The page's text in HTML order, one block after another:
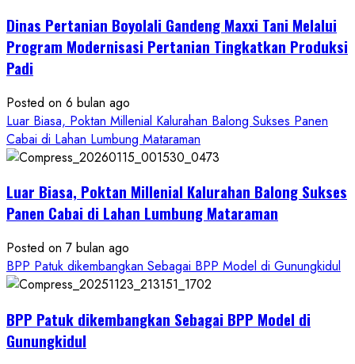
Boyolali
Gelar
Singkong
Wujudkan
Ketahanan
Pangan
Petani
Dinas Pertanian Boyolali Gandeng Maxxi Tani Melalui
Program Modernisasi Pertanian Tingkatkan Produksi
Padi
Posted on 6 bulan ago
Luar Biasa, Poktan Millenial Kalurahan Balong Sukses Panen
Cabai di Lahan Lumbung Mataraman
Luar Biasa, Poktan Millenial Kalurahan Balong Sukses
Panen Cabai di Lahan Lumbung Mataraman
Posted on 7 bulan ago
BPP Patuk dikembangkan Sebagai BPP Model di Gunungkidul
BPP Patuk dikembangkan Sebagai BPP Model di
Gunungkidul